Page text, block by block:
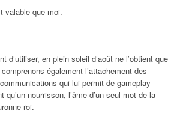
valable que moi.
en plein soleil d’août ne l’obtient que
également l’attachement des
qui lui permit de gameplay
nourrisson, l’âme d’un seul mot de la
roi.